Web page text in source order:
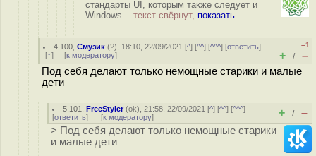
стандарты UI, которым также следует и
Windows... текст свёрнут, показать
4.100 ,Смузик (?), 18:10, 22/09/2021 [^] [^^] [^^^] [ответить]
[↑] [к модератору]
–1
+ / –
Под себя делают только немощные старики и малые
дети
5.101 ,FreeStyler(ok), 21:58, 22/09/2021 [^] [^^] [^^^]
[ответить] [к модератору] + / –
> Под себя делают только немощные старики
и малые дети